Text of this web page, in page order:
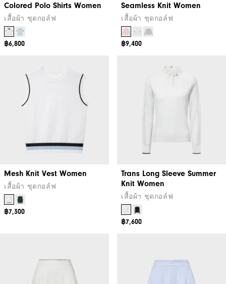
Colored Polo Shirts Women
เสื้อผ้า ชุดกอล์ฟ
฿6,800
Seamless Knit Women
เสื้อผ้า ชุดกอล์ฟ
฿9,400
Mesh Knit Vest Women
เสื้อผ้า ชุดกอล์ฟ
฿7,300
Trans Long Sleeve Summer
Knit Women
เสื้อผ้า ชุดกอล์ฟ
฿7,600